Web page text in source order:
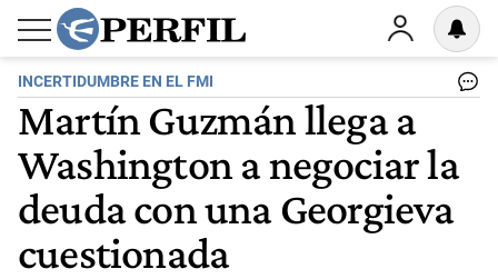
INCERTIDUMBRE EN EL FMI
Martín Guzmán llega a
Washington a negociar la
deuda con una Georgieva
cuestionada